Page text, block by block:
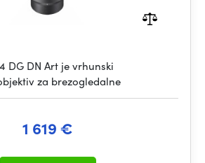
DG DN Art je vrhunski
za brezogledalne
1 619 €